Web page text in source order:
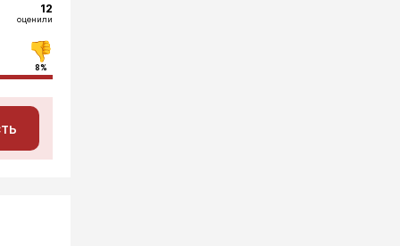
12
оценили
8%